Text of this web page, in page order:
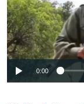
No
0:00